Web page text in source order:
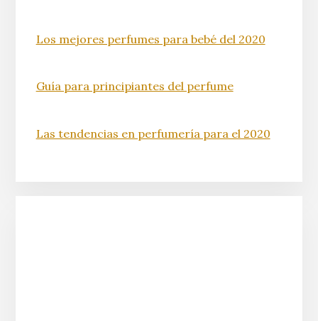
Los mejores perfumes para bebé del 2020
Guía para principiantes del perfume
Las tendencias en perfumería para el 2020